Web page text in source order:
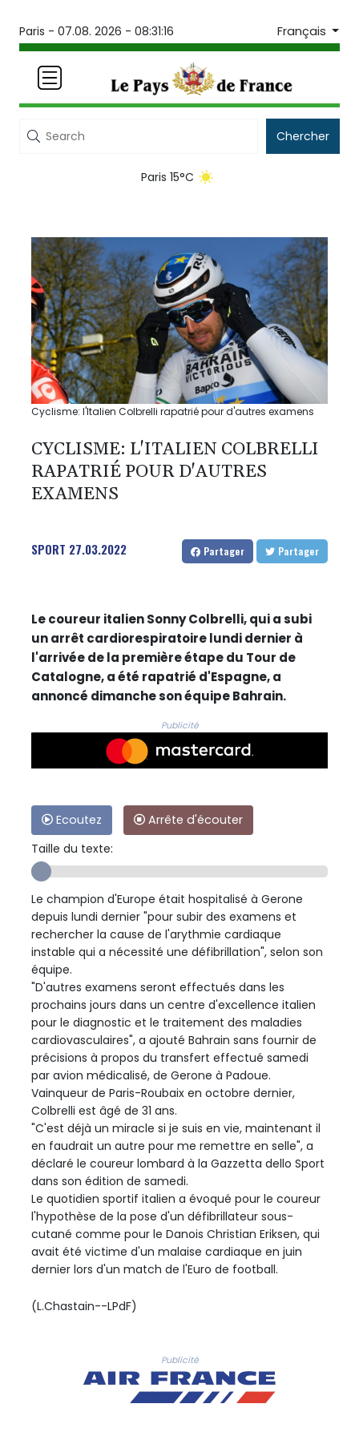
Paris - 07.08. 2026 - 08:31:16 Français
Chercher
Paris 15°C
Cyclisme: l'Italien Colbrelli rapatrié pour d'autres examens
CYCLISME: L'ITALIEN COLBRELLI
RAPATRIÉ POUR D'AUTRES
EXAMENS
SPORT 27.03.2022 Partager Partager
Le coureur italien Sonny Colbrelli, qui a subi
un arrêt cardiorespiratoire lundi dernier à
l'arrivée de la première étape du Tour de
Catalogne, a été rapatrié d'Espagne, a
annoncé dimanche son équipe Bahrain.
Publicité
Ecoutez
Arrête d'écouter
Taille du texte:
Le champion d'Europe était hospitalisé à Gerone
depuis lundi dernier "pour subir des examens et
rechercher la cause de l'arythmie cardiaque
instable qui a nécessité une défibrillation", selon son
équipe.
"D'autres examens seront effectués dans les
prochains jours dans un centre d'excellence italien
pour le diagnostic et le traitement des maladies
cardiovasculaires", a ajouté Bahrain sans fournir de
précisions à propos du transfert effectué samedi
par avion médicalisé, de Gerone à Padoue.
Vainqueur de Paris-Roubaix en octobre dernier,
Colbrelli est âgé de 31 ans.
"C'est déjà un miracle si je suis en vie, maintenant il
en faudrait un autre pour me remettre en selle", a
déclaré le coureur lombard à la Gazzetta dello Sport
dans son édition de samedi.
Le quotidien sportif italien a évoqué pour le coureur
l'hypothèse de la pose d'un défibrillateur sous-
cutané comme pour le Danois Christian Eriksen, qui
avait été victime d'un malaise cardiaque en juin
dernier lors d'un match de l'Euro de football.
(L.Chastain--LPdF)
Publicité